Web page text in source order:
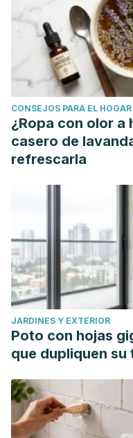
https://
McDonnell, J.,
(2019). Skipping has
higher metabolic
Posture,70, 414–419.
https://doi.org/10.1016/
CONSEJOS PARA EL HOGAR
¿Ropa con olor a
casero de
refrescarla
JARDINES Y EXTERIOR
Poto con hojas
que dupliquen su